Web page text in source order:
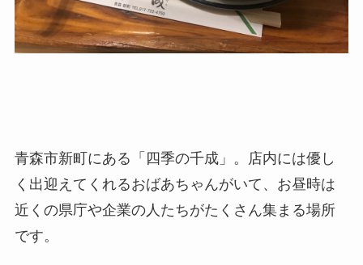
青森市新町にある「四季の千成」。店内には優し
く出迎えてくれるおばあちゃんがいて、お昼時は
近くの県庁や企業の人たちがたくさん集まる場所
です。